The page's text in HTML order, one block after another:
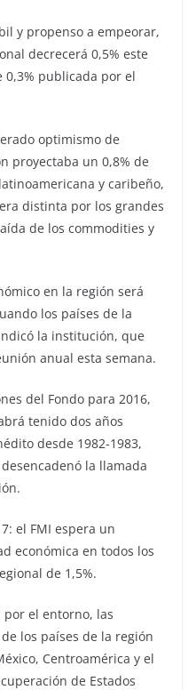
y propenso a empeorar,
decrecerá 0,5% este
0,3% publicada por el
optimismo de
proyectaba un 0,8% de
y caribeño,
distinta por los grandes
de los commodities y
en la región será
los países de la
la institución, que
anual esta semana.
del Fondo para 2016,
tenido dos años
desde 1982-1983,
la llamada
el FMI espera un
económica en todos los
de 1,5%.
el entorno, las
los países de la región
Centroamérica y el
de Estados